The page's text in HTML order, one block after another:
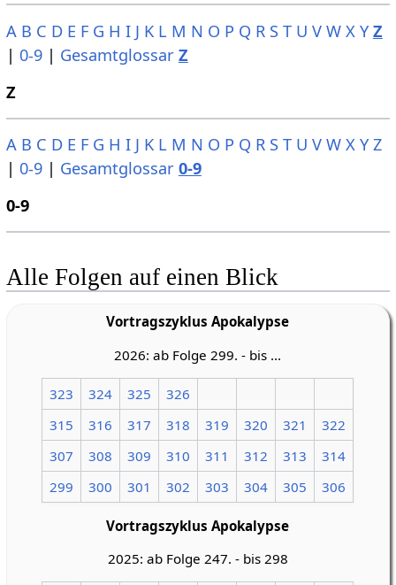
A B C D E F G H I J K L M N O P Q R S T U V W X Y Z
| 0-9| Gesamtglossar Z
Z
A B C D E F G H I J K L M N O P Q R S T U V W X Y Z
| 0-9| Gesamtglossar 0-9
0-9
Alle Folgen auf einen Blick
Vortragszyklus Apokalypse
2026: ab Folge 299. - bis ...
323 324 325
326
315
316 317 318 319 320 321
322
307
308 309 310 311 312 313
314
299
300 301 302 303 304 305 306
Vortragszyklus Apokalypse
2025: ab Folge 247. - bis 298